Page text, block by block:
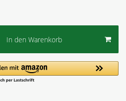
In den Warenkorb